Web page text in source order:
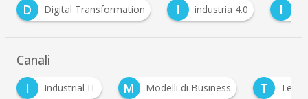
I
industria 4.0 I industrial IoT I
Canali
M
Modelli di Business T Telecontrollo e Smart Cities